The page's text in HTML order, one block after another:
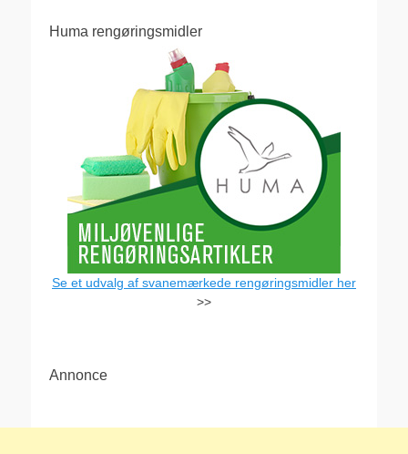
Huma rengøringsmidler
Se et udvalg af svanemærkede rengøringsmidler her
>>
Annonce